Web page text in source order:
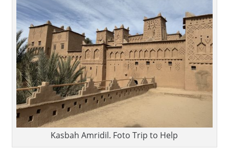
Kasbah Amridil. Foto Trip to Help